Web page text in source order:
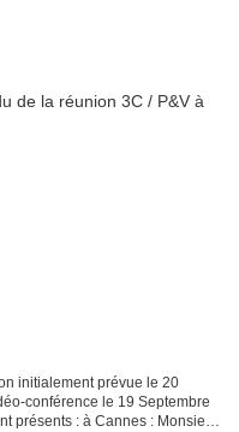
initialement prévue le 20
conférence le 19 Septembre
présents : à Cannes : Monsieur